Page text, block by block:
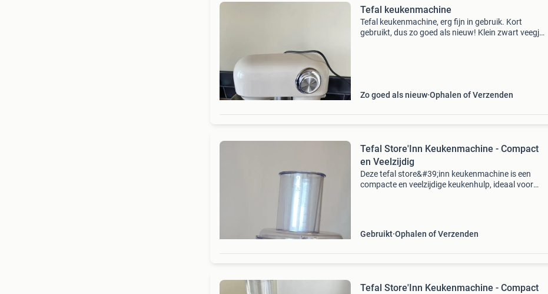
Tefal keukenmachine
Tefal keukenmachine, erg fijn in gebruik. Kort
gebruikt, dus zo goed als nieuw! Klein zwart veegje
Zo goed als nieuw Ophalen of Verzenden
Tefal Store'Inn Keukenmachine - Compact
en Veelzijdig
Deze tefal store&#39;inn keukenmachine is een
compacte en veelzijdige keukenhulp, ideaal voor
Gebruikt Ophalen of Verzenden
Tefal Store'Inn Keukenmachine - Compact